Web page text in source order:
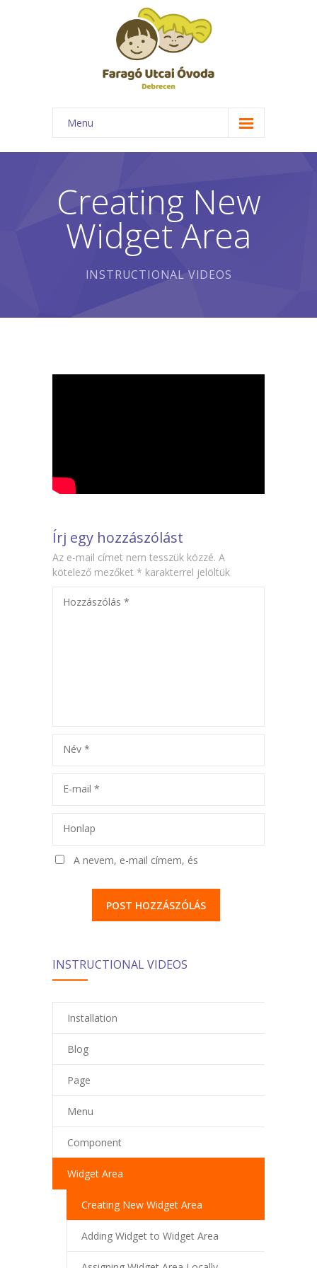
Menu
Főoldal
-- Óvodánk bemutatása
-- Elismerések
-- Csoportok
Facebook
Creating New
Widget Area
INSTRUCTIONAL VIDEOS
Írj egy hozzászólást
Az e-mail címet nem tesszük közzé. A
kötelező mezőket * karakterrel jelöltük
Hozzászólás *
Név *
E-mail *
Honlap
A nevem, e-mail címem, és
a következő hozzászólásomhoz.
INSTRUCTIONAL VIDEOS
Installation
Blog
Page
Menu
Component
Widget Area
Creating New Widget Area
Adding Widget to Widget Area